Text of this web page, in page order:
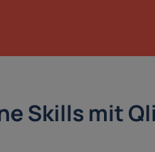
Skills mit